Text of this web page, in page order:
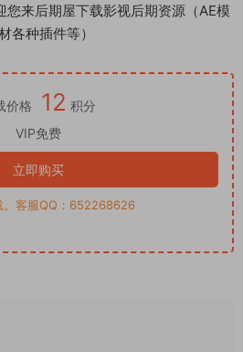
来后期屋下载影视后期资源（AE模
各种插件等）
价格 12 积分
VIP免费
立即购买
。客服QQ：652268626